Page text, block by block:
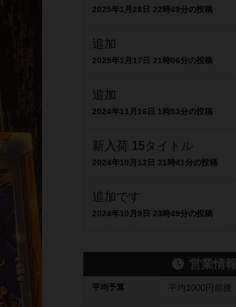
2025年1月28日 22時49分の投稿
追加
2025年1月17日 21時06分の投稿
追加
2024年11月16日 1時53分の投稿
新入荷 15タイトル
2024年10月12日 21時41分の投稿
追加です
2024年10月9日 23時49分の投稿
営業情報
平均予算 平均1000円前後